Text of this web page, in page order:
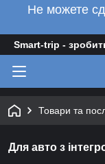
Не можете
Smart-trip -
Товари та
Для авто з